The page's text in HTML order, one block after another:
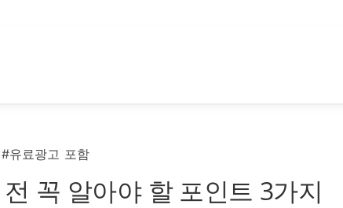
#유료광고 포함
꼭 알아야 할 포인트 3가지